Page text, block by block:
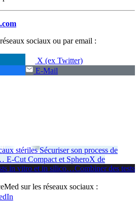
sociaux ou par email :
X (ex Twitter)
E-Mail
stériles Sécuriser son process de
E-Cut Compact et SpheroX de
in vitro et in silico…Combiner des tests
sur les réseaux sociaux :